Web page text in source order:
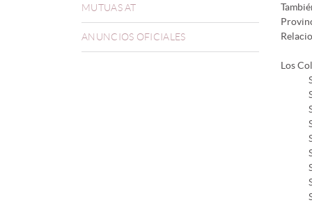
MUTUAS AT
ANUNCIOS OFICIALES
Los